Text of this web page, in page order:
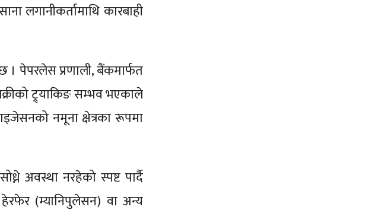
लगानीकर्तामाथि कारबाही
। पेपरलेस प्रणाली, बैंकमार्फत
ट्र्याकिङ सम्भव भएकाले
नमूना क्षेत्रका रूपमा
अवस्था नरहेको स्पष्ट पार्दै
(म्यानिपुलेसन) वा अन्य